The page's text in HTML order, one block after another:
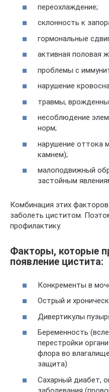
переохлаждение;
склонность к
гормональные
активная половая
проблемы с
нарушение
травмы,
несоблюдение
норм;
нарушение оттока
камнем);
малоподвижный
застойным
Комбинация этих
заболеть циститом.
профилактику.
Факторы, которые
появление цистита:
Конкременты в
Острый и
Дивертикулы
Беременность
перестройки
флора во
защита)
Сахарный диабет,